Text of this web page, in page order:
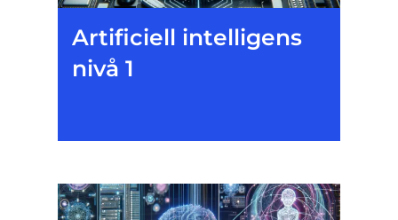
Artificiell intelligens
nivå 1